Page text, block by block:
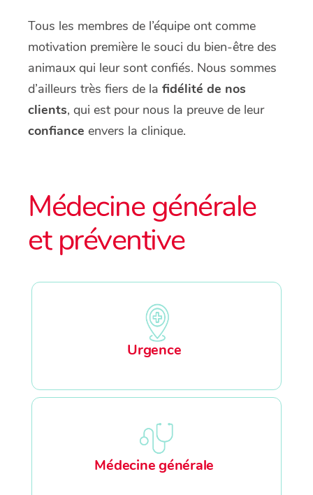
Tous les membres de l’équipe ont comme
motivation première le souci du bien-être des
animaux qui leur sont confiés. Nous sommes
d’ailleurs très fiers de la fidélité de nos
clients, qui est pour nous la preuve de leur
confiance envers la clinique.
Médecine générale
et préventive
Urgence
Médecine générale